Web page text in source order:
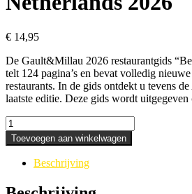
€ 14,95
De Gault&Millau 2026 restaurantgids
telt 124 pagina’s en bevat volledig
restaurants. In de gids ontdekt u tevens
laatste editie. Deze gids wordt
Gault&Millau
Best
of
Netherlands
2026
Toevoegen aan winkelwagen
Beschrijving